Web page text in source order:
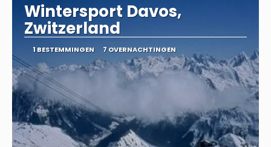
Wintersport Davos,
Zwitzerland
1 BESTEMMINGEN 7 OVERNACHTINGEN